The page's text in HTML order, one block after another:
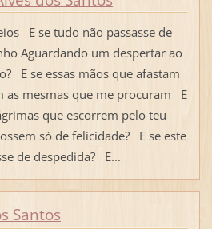
E se tudo não passasse de
Aguardando um despertar ao
E se essas mãos que afastam
as mesmas que me procuram E
que escorrem pelo teu
só de felicidade? E se este
de despedida? E...
Santos